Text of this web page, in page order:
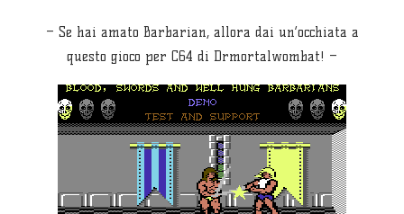
– Se hai amato Barbarian, allora dai un’occhiata a
questo gioco per C64 di Drmortalwombat! –